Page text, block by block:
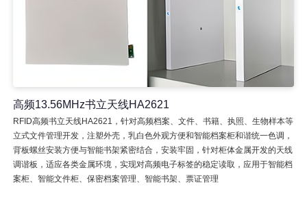
高频13.56MHz书立天线HA2621
RFID高频书立天线HA2621，针对高频档案、文件、书籍、执照、生物样本等
立式文件管理开发，注塑外壳，乳白色外观方便和智能档案柜和谐统一色调，
背板螺丝安装方便与智能书架紧密结合，安装牢固，针对柜体金属开发的天线
调谐板，适应各类金属环境，实现对高频电子标签的稳定读取，应用于智能档
案柜、智能文件柜、保密档案管理、智能书架、票证管理